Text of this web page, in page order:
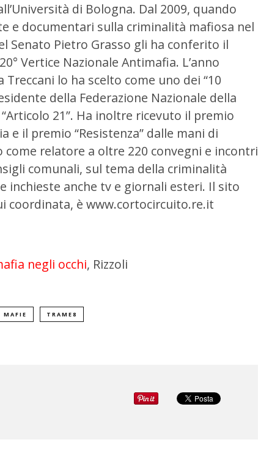
di Bologna. Dal 2009, quando
e documentari sulla criminalità mafiosa nel
Senato Pietro Grasso gli ha conferito il
Vertice Nazionale Antimafia. L’anno
Treccani lo ha scelto come uno dei “10
della Federazione Nazionale della
21”. Ha inoltre ricevuto il premio
e il premio “Resistenza” dalle mani di
relatore a oltre 220 convegni e incontri
comunali, sul tema della criminalità
inchieste anche tv e giornali esteri. Il sito
coordinata, è www.cortocircuito.re.it
negli occhi, Rizzoli
MAFIE TRAME8